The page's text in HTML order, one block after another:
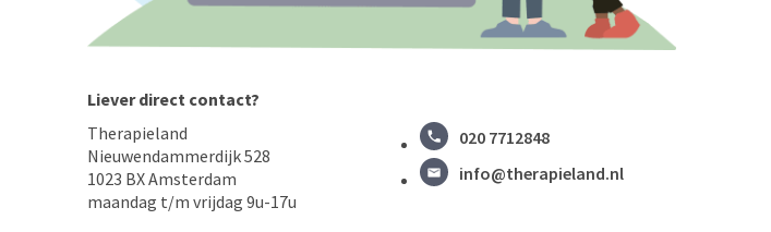
Liever direct contact?
Therapieland
Nieuwendammerdijk 528
1023 BX Amsterdam
maandag t/m vrijdag 9u-17u
020 7712848
info@therapieland.nl